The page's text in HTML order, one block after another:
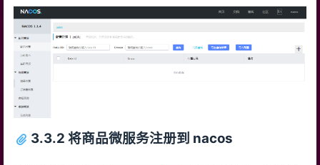
3.3.2 将商品微服务注册到 nacos